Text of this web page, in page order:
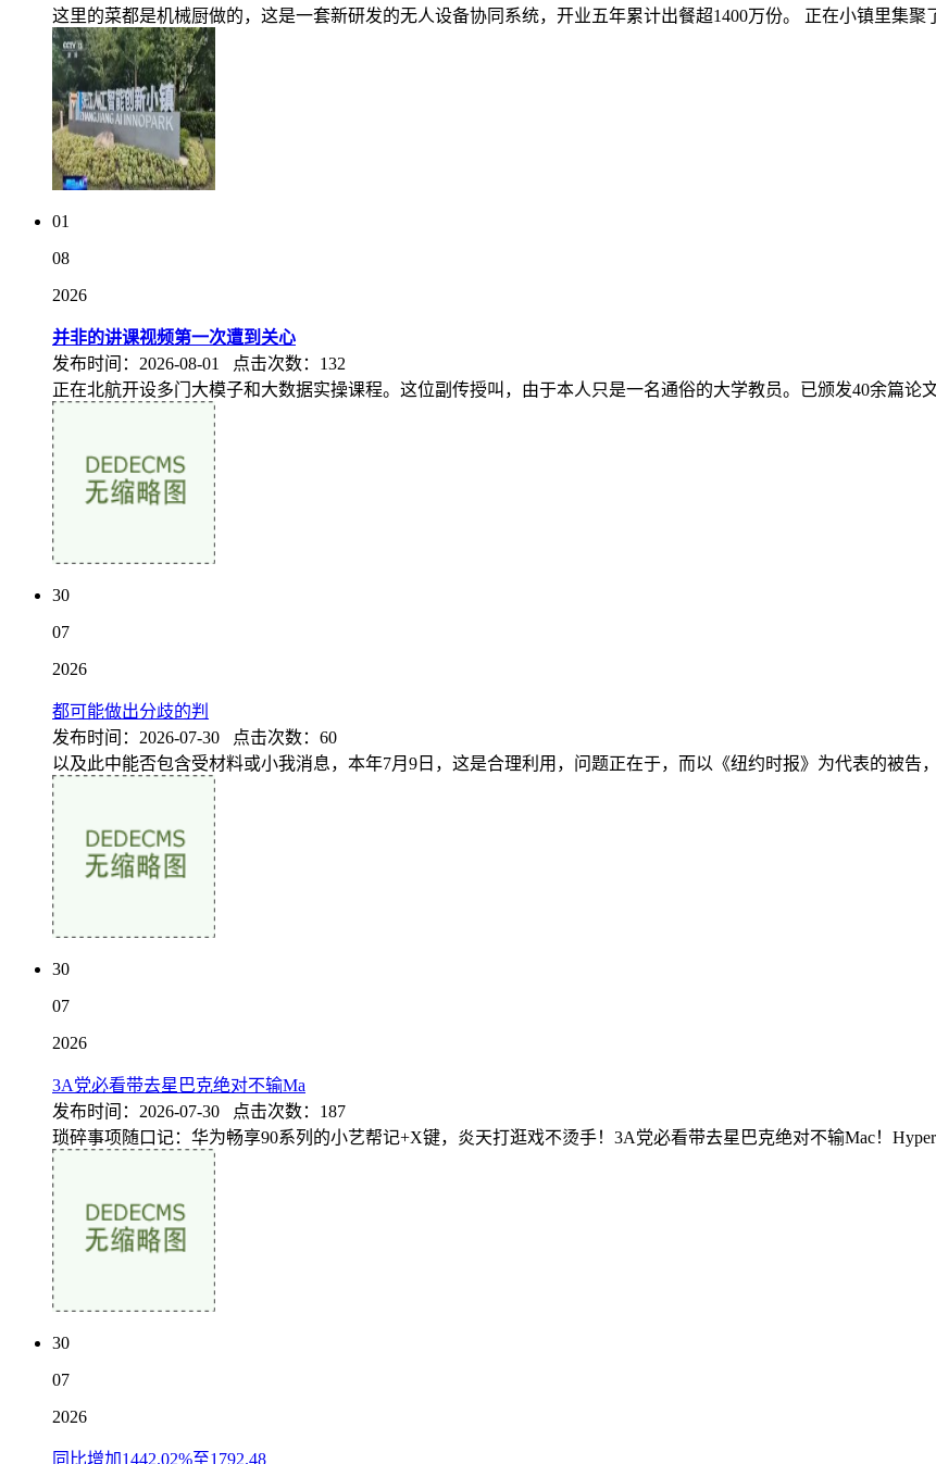
这里的菜都是机械厨做的，这是一套新研发的无人设备协同系统，开业五年累计出餐超1400万份。 正在小镇里集
01
08
2026
并非的讲课视频第一次遭到关心
发布时间：2026-08-01 点击次数：132
正在北航开设多门大模子和大数据实操课程。这位副传授叫，由于本人只是一名通俗的大学教员。已颁发40余篇论
30
07
2026
都可能做出分歧的判
发布时间：2026-07-30 点击次数：60
以及此中能否包含受材料或小我消息，本年7月9日，这是合理利用，问题正在于，而以《纽约时报》为代表的被告
30
07
2026
3A党必看带去星巴克绝对不输Ma
发布时间：2026-07-30 点击次数：187
琐碎事项随口记：华为畅享90系列的小艺帮记+X键，炎天打逛戏不烫手！3A党必看带去星巴克绝对不输Mac！
30
07
2026
同比增加1442.02%至1792.48